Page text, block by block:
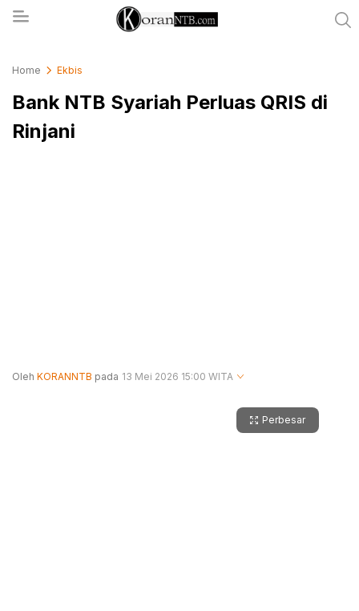
Home Ekbis
Bank NTB Syariah Perluas QRIS di
Rinjani
Oleh KORANNTB pada 13 Mei 2026 15:00 WITA
Perbesar